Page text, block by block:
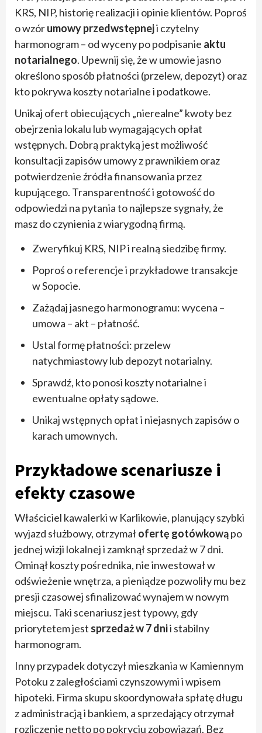
KRS, NIP, historię realizacji i opinie klientów. Poproś
o wzórumowy przedwstępneji czytelny
harmonogram – od wyceny po podpisanie aktu
notarialnego. Upewnij się, że w umowie jasno
określono sposób płatności (przelew, depozyt) oraz
kto pokrywa koszty notarialne i podatkowe.
Unikaj ofert obiecujących „nierealne” kwoty bez
obejrzenia lokalu lub wymagających opłat
wstępnych. Dobrą praktyką jest możliwość
konsultacji zapisów umowy z prawnikiem oraz
potwierdzenie źródła finansowania przez
kupującego. Transparentność i gotowość do
odpowiedzi na pytania to najlepsze sygnały, że
masz do czynienia z wiarygodną firmą.
Zweryfikuj KRS, NIP i realną siedzibę firmy.
Poproś o referencje i przykładowe transakcje
w Sopocie.
Zażądaj jasnego harmonogramu: wycena –
umowa – akt – płatność.
Ustal formę płatności: przelew
natychmiastowy lub depozyt notarialny.
Sprawdź, kto ponosi koszty notarialne i
ewentualne opłaty sądowe.
Unikaj wstępnych opłat i niejasnych zapisów o
karach umownych.
Przykładowe scenariusze i
efekty czasowe
Właściciel kawalerki w Karlikowie, planujący szybki
wyjazd służbowy, otrzymałofertę gotówkowąpo
jednej wizji lokalnej i zamknął sprzedaż w 7 dni.
Ominął koszty pośrednika, nie inwestował w
odświeżenie wnętrza, a pieniądze pozwoliły mu bez
presji czasowej sfinalizować wynajem w nowym
miejscu. Taki scenariusz jest typowy, gdy
priorytetem jest sprzedaż w 7 dnii stabilny
harmonogram.
Inny przypadek dotyczył mieszkania w Kamiennym
Potoku z zaległościami czynszowymi i wpisem
hipoteki. Firma skupu skoordynowała spłatę długu
z administracją i bankiem, a sprzedający otrzymał
rozliczenie netto po pokryciu zobowiązań. Bez